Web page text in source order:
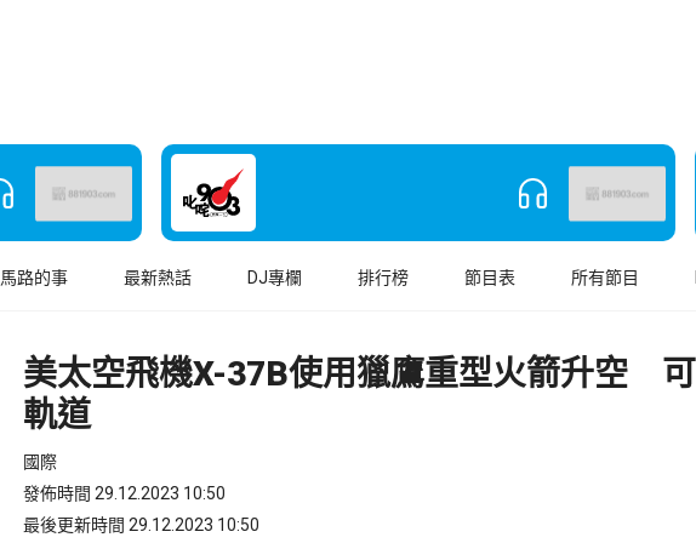
馬路的事 最新熱話 DJ專欄 排行榜 節目表 所有節目
美太空飛機X-37B使用獵鷹重型火箭升空
軌道
國際
發佈時間 29.12.2023 10:50
最後更新時間 29.12.2023 10:50